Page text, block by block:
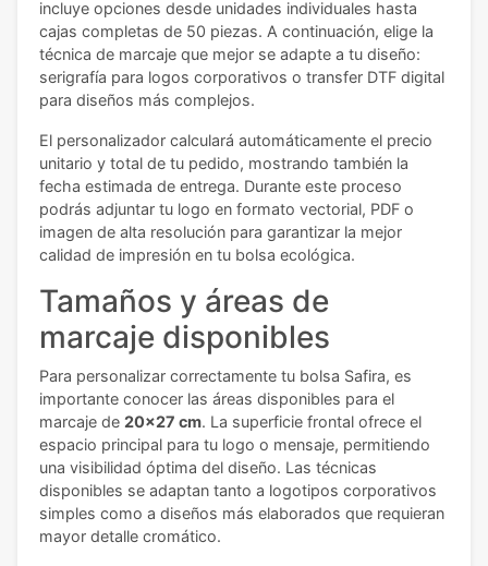
incluye opciones desde unidades individuales hasta
cajas completas de 50 piezas. A continuación, elige la
técnica de marcaje que mejor se adapte a tu diseño:
serigrafía para logos corporativos o transfer DTF digital
para diseños más complejos.
El personalizador calculará automáticamente el precio
unitario y total de tu pedido, mostrando también la
fecha estimada de entrega. Durante este proceso
podrás adjuntar tu logo en formato vectorial, PDF o
imagen de alta resolución para garantizar la mejor
calidad de impresión en tu bolsa ecológica.
Tamaños y áreas de
marcaje disponibles
Para personalizar correctamente tu bolsa Safira, es
importante conocer las áreas disponibles para el
marcaje de 20x27 cm. La superficie frontal ofrece el
espacio principal para tu logo o mensaje, permitiendo
una visibilidad óptima del diseño. Las técnicas
disponibles se adaptan tanto a logotipos corporativos
simples como a diseños más elaborados que requieran
mayor detalle cromático.